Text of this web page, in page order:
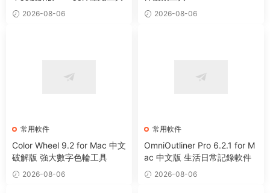
2026-08-06 2026-08-06
常用軟件
Color Wheel 9.2 for Mac 中文
破解版 強大數字色輪工具
2026-08-06
常用軟件
OmniOutliner Pro 6.2.1 for M
ac 中文版 生活日常記錄軟件
2026-08-06